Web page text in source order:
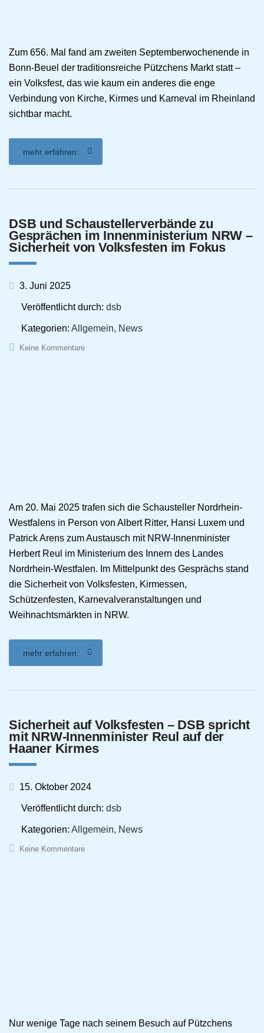
Zum 656. Mal fand am zweiten Septemberwochenende in
Bonn-Beuel der traditionsreiche Pützchens Markt statt –
ein Volksfest, das wie kaum ein anderes die enge
Verbindung von Kirche, Kirmes und Karneval im Rheinland
sichtbar macht.
mehr erfahren:
DSB und Schaustellerverbände zu
Gesprächen im Innenministerium NRW –
Sicherheit von Volksfesten im Fokus
3. Juni 2025
Veröffentlicht durch: dsb
Kategorien: Allgemein, News
Keine Kommentare
Am 20. Mai 2025 trafen sich die Schausteller Nordrhein-
Westfalens in Person von Albert Ritter, Hansi Luxem und
Patrick Arens zum Austausch mit NRW-Innenminister
Herbert Reul im Ministerium des Innern des Landes
Nordrhein-Westfalen. Im Mittelpunkt des Gesprächs stand
die Sicherheit von Volksfesten, Kirmessen,
Schützenfesten, Karnevalveranstaltungen und
Weihnachtsmärkten in NRW.
mehr erfahren:
Sicherheit auf Volksfesten – DSB spricht
mit NRW-Innenminister Reul auf der
Haaner Kirmes
15. Oktober 2024
Veröffentlicht durch: dsb
Kategorien: Allgemein, News
Keine Kommentare
Nur wenige Tage nach seinem Besuch auf Pützchens